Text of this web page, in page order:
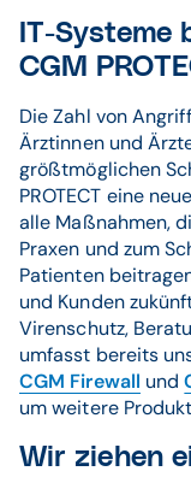
IT-Systeme
CGM
Die Zahl von
Ärztinnen und
größtmöglichen
PROTECT eine
alle Maßnahmen,
Praxen und zum
Patienten
und Kunden
Virenschutz,
umfasst bereits
CGM Firewall und
um weitere
Wir ziehen